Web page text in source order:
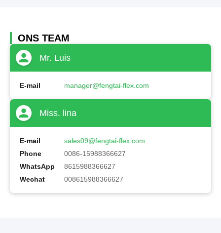
ONS TEAM
Mr. Luis
E-mail manager@fengtai-flex.com
Miss. lina
E-mail
sales09@fengtai-flex.com
Phone
0086-15988366627
WhatsApp
8615988366627
Wechat
008615988366627